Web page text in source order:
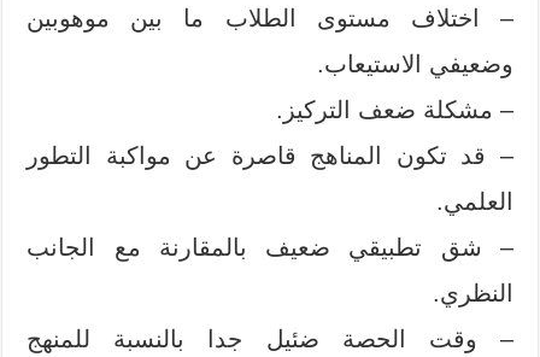
– اختلاف مستوى الطلاب ما بين موهوبين
وضعيفي الاستيعاب.
– مشكلة ضعف التركيز.
– قد تكون المناهج قاصرة عن مواكبة التطور
العلمي.
– شق تطبيقي ضعيف بالمقارنة مع الجانب
النظري.
– وقت الحصة ضئيل جدا بالنسبة للمنهج